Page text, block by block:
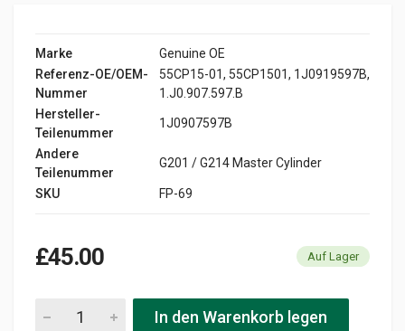
Marke
Genuine OE
Referenz-OE/OEM-
Nummer
55CP15-01, 55CP1501, 1J0919597B,
1.J0.907.597.B
Hersteller-
Teilenummer
1J0907597B
Andere
Teilenummer
G201 / G214 Master Cylinder
SKU FP-69
£45.00 Auf Lager
In den Warenkorb legen